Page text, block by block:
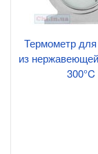
Термометр
из
300°C